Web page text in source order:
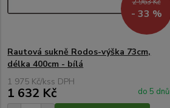
- 33 %
Rautová sukně Rodos-výška 73cm,
délka 400cm - bílá
1 975 Kč/ks
1 632 Kč do 5 dnů